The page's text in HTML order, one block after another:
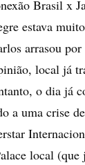
Brasil x
estava
arrasou
local já
o dia já
a uma crise
local (que